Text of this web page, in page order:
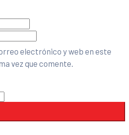
electrónico y web en este
vez que comente.